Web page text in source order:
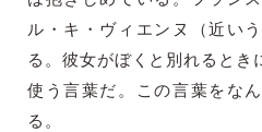
ル・キ・ヴィエンヌ（近い
る。彼女がぼくと別れるとき
使う言葉だ。この言葉をな
る。